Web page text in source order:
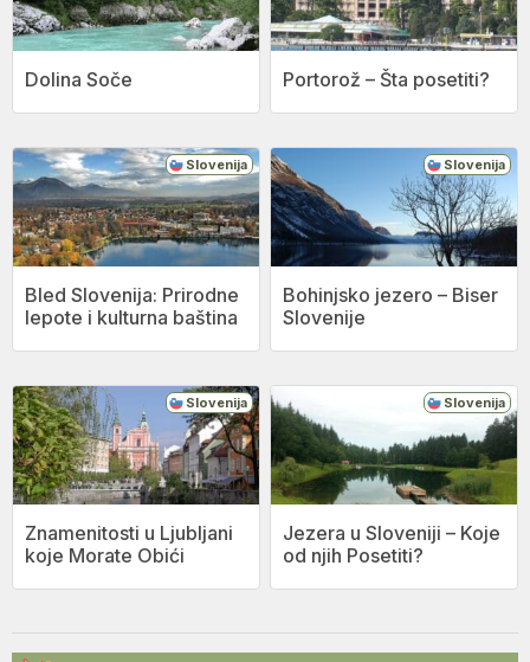
Dolina Soče Portorož – Šta posetiti?
Slovenija
Bled Slovenija: Prirodne
lepote i kulturna baština
Slovenija
Bohinjsko jezero – Biser
Slovenije
Slovenija
Znamenitosti u Ljubljani
koje Morate Obići
Slovenija
Jezera u Sloveniji – Koje
od njih Posetiti?